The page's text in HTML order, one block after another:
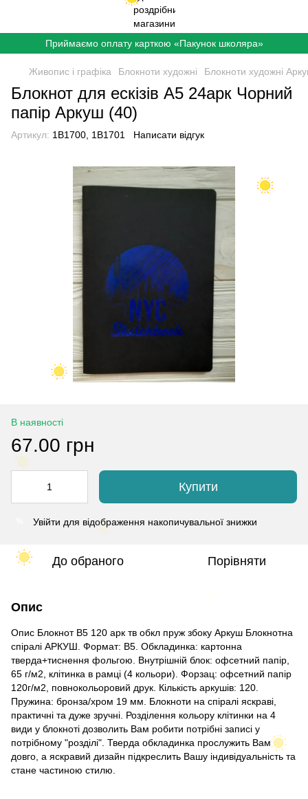
Приймаємо оплату карткою «Пакунок школяра»
Живопис і графіка Блокноти художні Блокноти художні
Блокнот для ескізів А5 24арк Чорний
папір Аркуш (40)
Артикул: 1B1700, 1B1701 Написати відгук
В наявності
67.00 грн
Купити
Увійти для відображення накопичувальної знижки
До обраного Порівняти
Опис
Опис Блокнот B5 120 арк тв обкл пруж збоку Аркуш Блокнотна
спіралі АРКУШ. Формат: В5. Обкладинка: картонна
тверда+тиснення фольгою. Внутрішній блок: офсетний папір,
65 г/м2, клітинка в рамці (4 кольори). Форзац: офсетний папір
120г/м2, повнокольоровий друк. Кількість аркушів: 120.
Пружина: бронза/хром 19 мм. Блокноти на спіралі яскраві,
практичні та дуже зручні. Розділення кольору клітинки на 4
види у блокноті дозволить Вам робити потрібні записі у
потрібному "розділі". Тверда обкладинка прослужить Вам
довго, а яскравий дизайн підкреслить Вашу індивідуальність та
стане частиною стилю.